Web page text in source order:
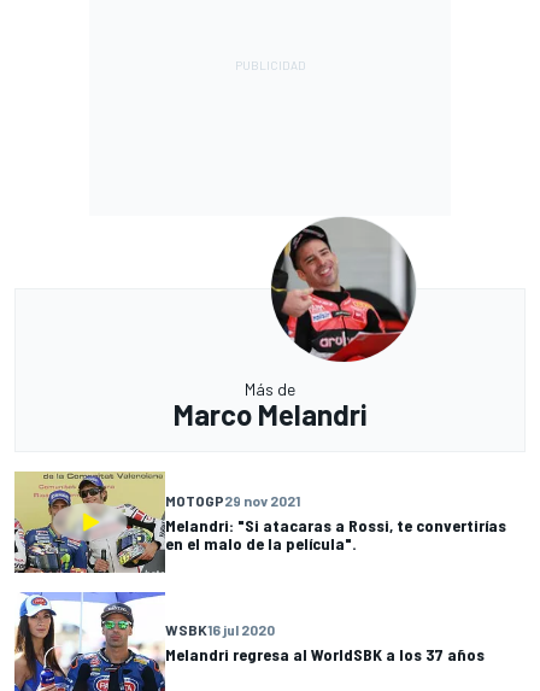
Más de
Marco Melandri
MOTOGP29 nov 2021
Melandri: "Si atacaras a Rossi, te convertirías
en el malo de la película".
WSBK16 jul 2020
Melandri regresa al WorldSBK a los 37 años